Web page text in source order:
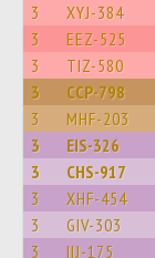
3 XYJ-384
3 EEZ-525
3 TIZ-580
3 CCP-798
3 MHF-203
3 EIS-326
3 CHS-917
3 XHF-454
3 GIV-303
3 IIJ-175